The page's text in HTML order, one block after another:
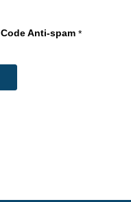
Code Anti-spam *